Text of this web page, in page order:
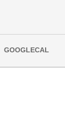
GOOGLECAL